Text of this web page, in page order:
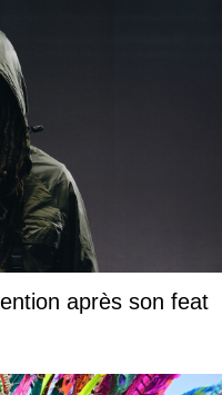
après son feat